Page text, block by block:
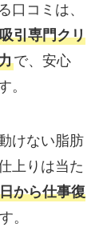
口コミは、
引専門クリ
で、安心
。
けない脂肪
上りは当た
から仕事復
。